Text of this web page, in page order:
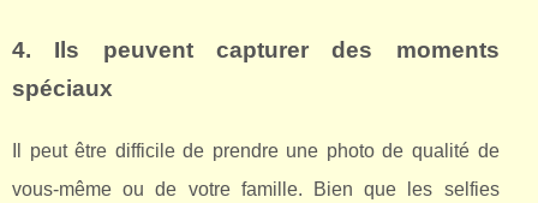
4. Ils peuvent capturer des moments
spéciaux
Il peut être difficile de prendre une photo de qualité de
vous-même ou de votre famille. Bien que les selfies